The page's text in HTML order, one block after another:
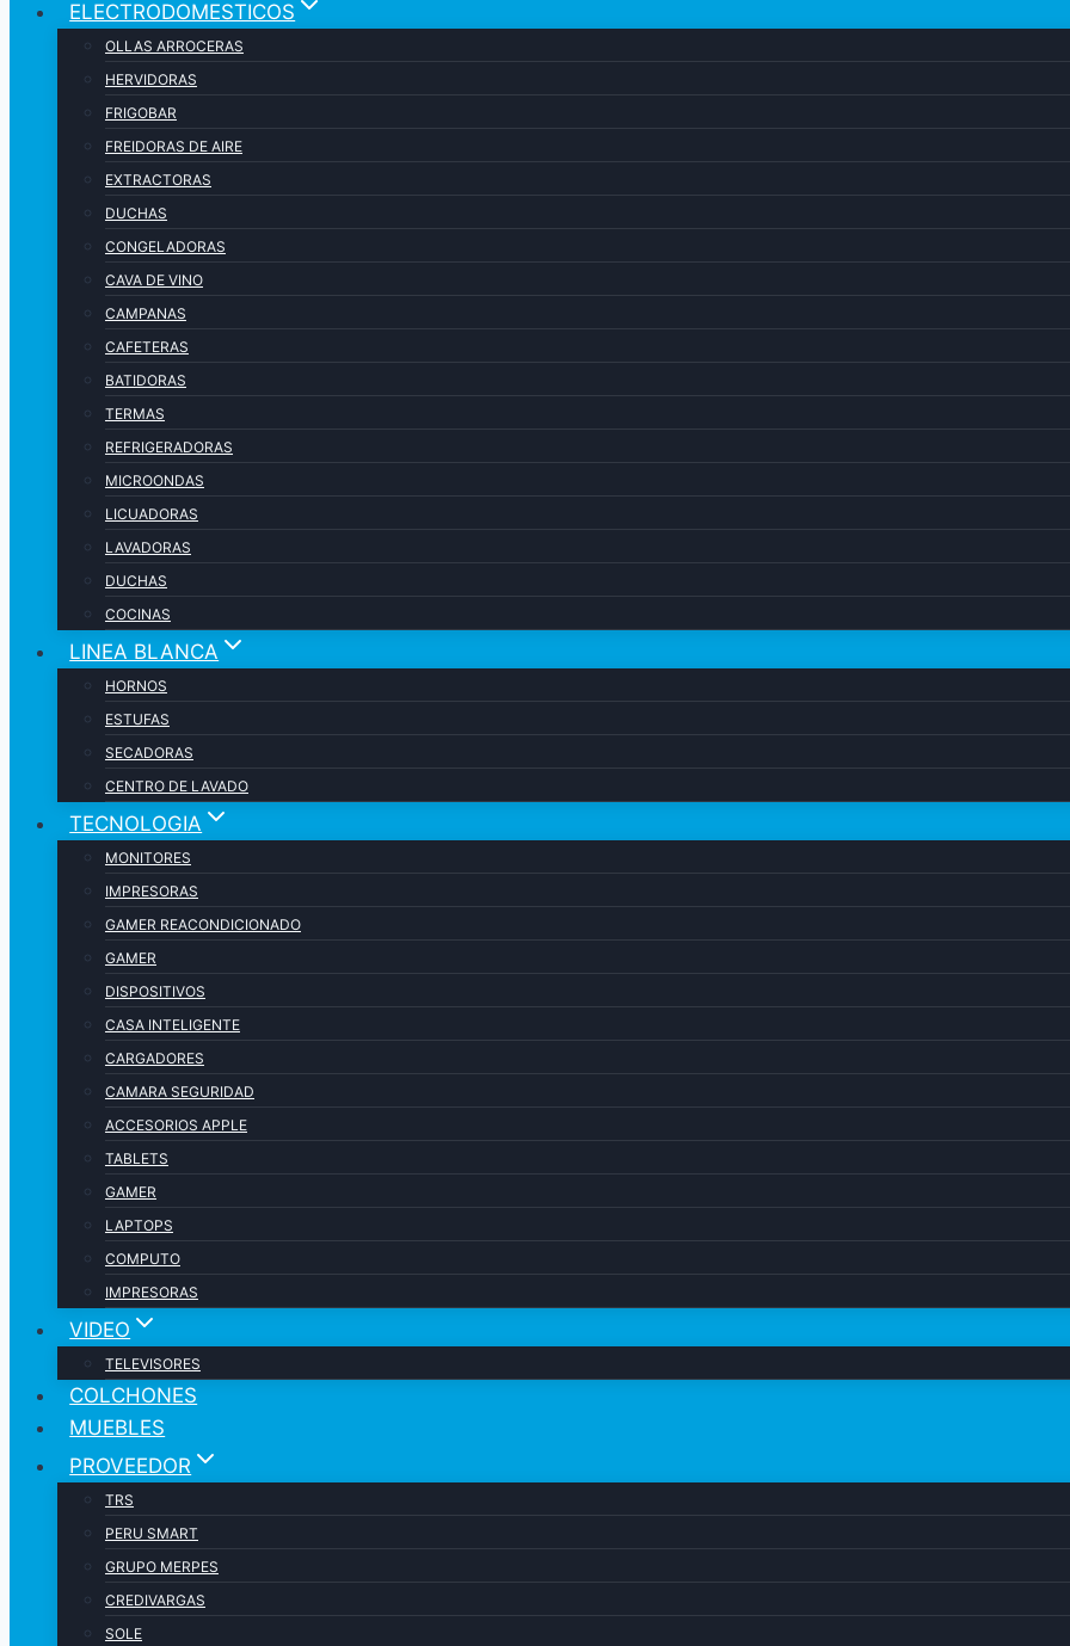
ELECTRODOMESTICOS
OLLAS ARROCERAS
HERVIDORAS
FRIGOBAR
FREIDORAS DE AIRE
EXTRACTORAS
DUCHAS
CONGELADORAS
CAVA DE VINO
CAMPANAS
CAFETERAS
BATIDORAS
TERMAS
REFRIGERADORAS
MICROONDAS
LICUADORAS
LAVADORAS
DUCHAS
COCINAS
LINEA BLANCA
HORNOS
ESTUFAS
SECADORAS
CENTRO DE LAVADO
TECNOLOGIA
MONITORES
IMPRESORAS
GAMER REACONDICIONADO
GAMER
DISPOSITIVOS
CASA INTELIGENTE
CARGADORES
CAMARA SEGURIDAD
ACCESORIOS APPLE
TABLETS
GAMER
LAPTOPS
COMPUTO
IMPRESORAS
VIDEO
TELEVISORES
COLCHONES
MUEBLES
PROVEEDOR
TRS
PERU SMART
GRUPO MERPES
CREDIVARGAS
SOLE